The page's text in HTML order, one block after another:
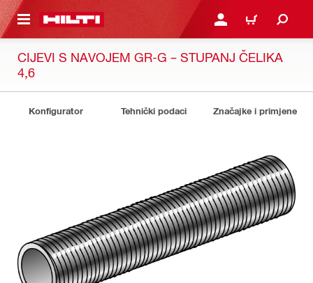
GLAVNI SADRŽAJ PRIJAVI SE ILI SE
KOŠARICA
CIJEVI S NAVOJEM GR-G – STUPANJ ČELIKA
4,6
Konfigurator Tehnički podaci Značajke i primjene